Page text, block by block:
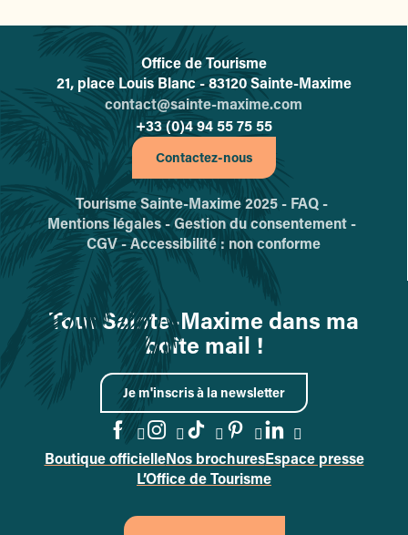
L'office de tourisme de Sainte-
Office de Tourisme
21, place Louis Blanc - 83120 Sainte-Maxime
contact@sainte-maxime.com
+33 (0)4 94 55 75 55
Contactez-nous
Tourisme Sainte-Maxime 2025 - FAQ -
Mentions légales -Gestion du consentement -
CGV -Accessibilité : non conforme
Tout Sainte-Maxime dans ma
boîte mail !
Je m'inscris à la newsletter
Accéder à la page Facebook
Accéder à la page
Accéder à la page
Accéder à la
Accéder à la
Boutique officielleNos brochuresEspace presse
L’Office de Tourisme